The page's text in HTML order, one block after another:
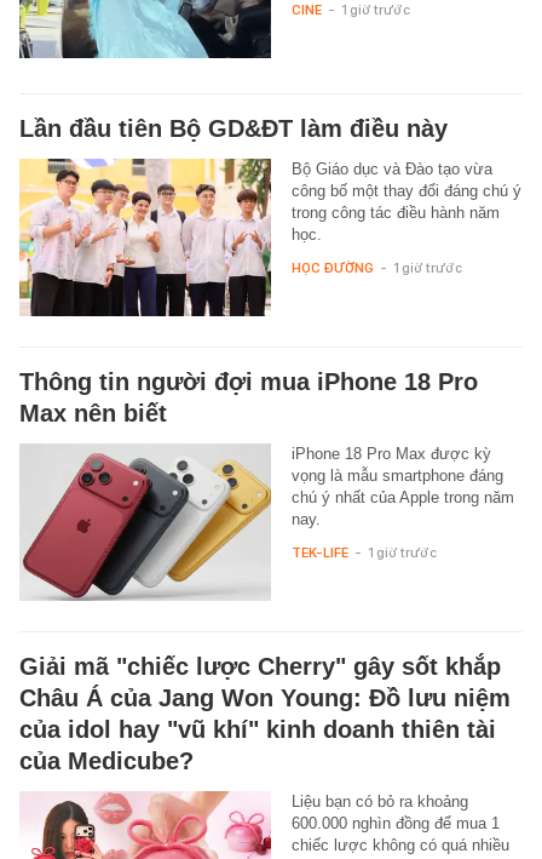
CINE - 1 giờ trước
Lần đầu tiên Bộ GD&ĐT làm điều này
Bộ Giáo dục và Đào tạo vừa
công bố một thay đổi đáng chú ý
trong công tác điều hành năm
học.
HỌC ĐƯỜNG - 1 giờ trước
Thông tin người đợi mua iPhone 18 Pro
Max nên biết
iPhone 18 Pro Max được kỳ
vọng là mẫu smartphone đáng
chú ý nhất của Apple trong năm
nay.
TEK-LIFE - 1 giờ trước
Giải mã "chiếc lược Cherry" gây sốt khắp
Châu Á của Jang Won Young: Đồ lưu niệm
của idol hay "vũ khí" kinh doanh thiên tài
của Medicube?
Liệu bạn có bỏ ra khoảng
600.000 nghìn đồng để mua 1
chiếc lược không có quá nhiều